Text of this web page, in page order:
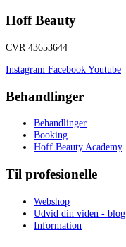
Hoff Beauty
CVR 43653644
Instagram FacebookYoutube
Behandlinger
Behandlinger
Booking
Hoff Beauty Academy
Til profesionelle
Webshop
Udvid din viden - blog
Information